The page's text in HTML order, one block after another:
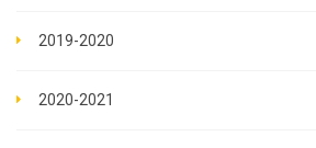
2019-2020
2020-2021